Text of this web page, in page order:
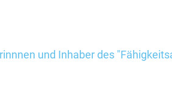
und Inhaber des